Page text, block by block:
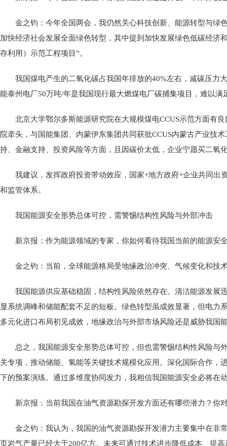
金之钧：今年全国两会，我仍然关心科技创新、能源转型与绿
加快经济社会发展全面绿色转型，其中提到加快发展绿色低碳经济
存利用）示范工程项目”。
我国煤电产生的二氧化碳占我国年排放的40%左右，减碳压力
能泰州电厂50万吨/年是我国现行最大燃煤电厂碳捕集项目，难以满
北京大学鄂尔多斯能源研究院在大规模煤电CCUS示范方面有
院牵头，与国能集团、内蒙伊东集团共同获批CCUS内蒙古产业技
持、金融支持、投资风险等方面，且因碳价太低，企业宁愿买二氧
我建议，发挥政府投资带动效应，国家+地方政府+企业共同
和监管体系。
我国能源安全形势总体可控，需警惕结构性风险与外部冲击
新京报：作为能源领域的专家，你如何看待我国当前的能源安
金之钧：当前，全球能源格局受地缘政治冲突、气候变化和技
我国能源供应基础稳固，结构性风险依然存在。清洁能源发展
显系统调峰和储能配套不足的短板。绿色转型虽成效显著，但电
多元化进口布局初见成效，地缘政治与外部市场风险还是威胁我国
总之，我国能源安全形势总体可控，但也需警惕结构性风险与
关专项，推动储能、氢能等关键技术规模化应用。深化国际合作，
下的预案演练。通过多维度协同发力，我相信我国能源安全必将在
新京报：当前我国在油气资源勘探开发方面还有哪些潜力？你
金之钧：我认为，我国的油气资源勘探开发潜力主要集中在非
页岩气产量已经大于200亿方。未来可通过技术进步降低成本、提